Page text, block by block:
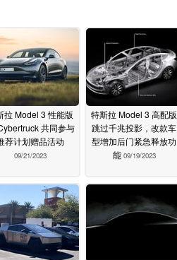
拉 Model 3 性能版
共同参与
荐计划赠品活动
09/21/2023
特斯拉 Model 3 高配版
跳过千兆投影，改款车
型增加后门紧急释放功
能 09/19/2023